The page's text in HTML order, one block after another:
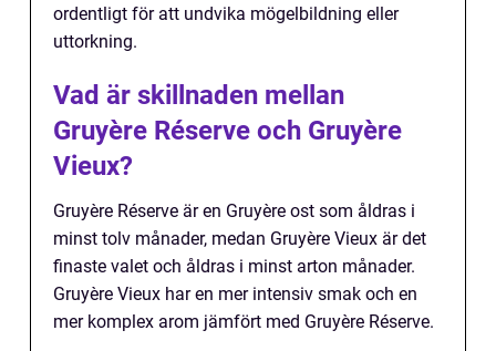
ordentligt för att undvika mögelbildning eller
uttorkning.
Vad är skillnaden mellan
Gruyère Réserve och Gruyère
Vieux?
Gruyère Réserve är en Gruyère ost som åldras i
minst tolv månader, medan Gruyère Vieux är det
finaste valet och åldras i minst arton månader.
Gruyère Vieux har en mer intensiv smak och en
mer komplex arom jämfört med Gruyère Réserve.